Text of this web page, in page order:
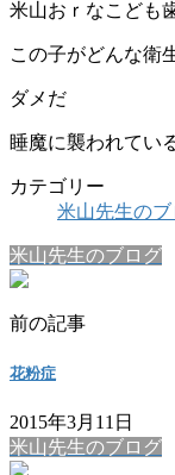
米山おｒなこども
この子がどんな衛
ダメだ
睡魔に襲われてい
カテゴリー
米山先生の
米山先生のブログ
前の記事
花粉症
2015年3月11日
米山先生のブログ